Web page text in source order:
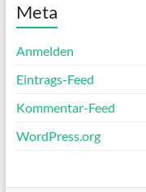
Meta
Anmelden
Eintrags-Feed
Kommentar-Feed
WordPress.org